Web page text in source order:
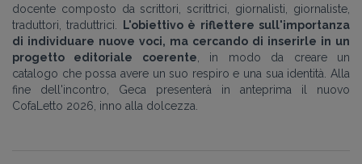
docente composto da scrittori, scrittrici, giornalisti, giornaliste,
traduttori, traduttrici. L'obiettivo è riflettere sull'importanza
di individuare nuove voci, ma cercando di inserirle in un
progetto editoriale coerente , in modo da creare un
catalogo che possa avere un suo respiro e una sua identità. Alla
fine dell'incontro, Geca presenterà in anteprima il nuovo
CofaLetto 2026, inno alla dolcezza.